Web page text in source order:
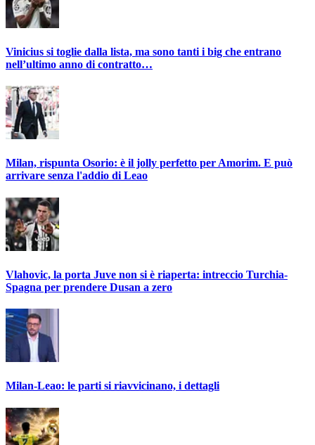
Vinicius si toglie dalla lista, ma sono tanti i big che entrano
nell’ultimo anno di contratto…
Milan, rispunta Osorio: è il jolly perfetto per Amorim. E può
arrivare senza l'addio di Leao
Vlahovic, la porta Juve non si è riaperta: intreccio Turchia-
Spagna per prendere Dusan a zero
Milan-Leao: le parti si riavvicinano, i dettagli